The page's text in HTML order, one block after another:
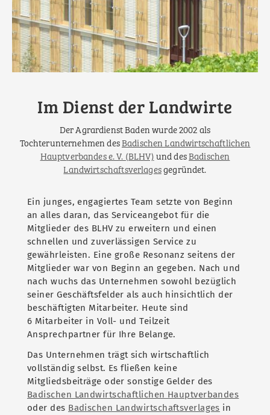
Im Dienst der Landwirte
Der Agrardienst Baden wurde 2002 als
Tochterunternehmen des Badischen Landwirtschaftlichen
Hauptverbandes e. V. (BLHV) und desBadischen
Landwirtschaftsverlagesgegründet.
Ein junges, engagiertes Team setzte von Beginn
an alles daran, das Serviceangebot für die
Mitglieder des BLHV zu erweitern und einen
schnellen und zuverlässigen Service zu
gewährleisten. Eine große Resonanz seitens der
Mitglieder war von Beginn an gegeben. Nach und
nach wuchs das Unternehmen sowohl bezüglich
seiner Geschäftsfelder als auch hinsichtlich der
beschäftigten Mitarbeiter. Heute sind
6 Mitarbeiter in Voll- und Teilzeit
Ansprechpartner für Ihre Belange.
Das Unternehmen trägt sich wirtschaftlich
vollständig selbst. Es fließen keine
Mitgliedsbeiträge oder sonstige Gelder des
Badischen Landwirtschaftlichen Hauptverbandes
oder des Badischen Landwirtschaftsverlages in